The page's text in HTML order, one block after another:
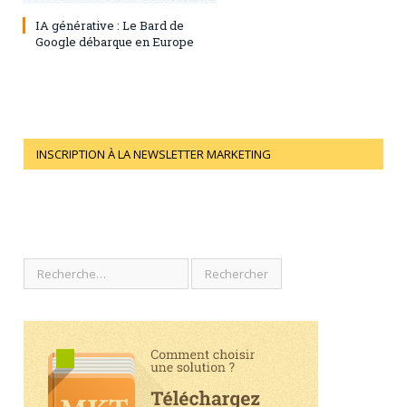
IA générative : Le Bard de
Google débarque en Europe
INSCRIPTION À LA NEWSLETTER MARKETING